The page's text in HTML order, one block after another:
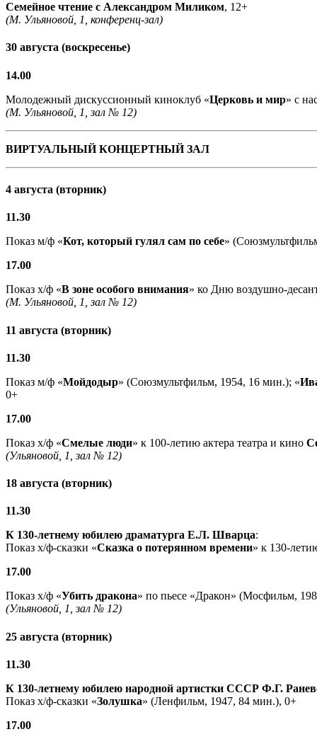
Семейное чтение с Александром Миликом, 12+
(М. Ульяновой, 1, конференц-зал)
30 августа (воскресенье)
14.00
Молодежный дискуссионный киноклуб «Церковь и мир» с
(М. Ульяновой, 1, зал № 12)
ВИРТУАЛЬНЫЙ КОНЦЕРТНЫЙ ЗАЛ
4 августа (вторник)
11.30
Показ м/ф «Кот, который гулял сам по себе»
17.00
Показ х/ф «В зоне особого внимания» ко Дню воздушно-
(М. Ульяновой, 1, зал № 12)
11 августа (вторник)
11.30
Показ м/ф «Мойдодыр» (Союзмультфильм, 1954, 16 мин.); «
0+
17.00
Показ х/ф «Смелые люди» к 100-летию актера театра и кино
(Ульяновой, 1, зал № 12)
18 августа (вторник)
11.30
К 130-летнему юбилею драматурга Е.Л. Шварца:
Показ х/ф-сказки «Сказка о потерянном времени» к 130-
17.00
Показ х/ф «Убить дракона» по пьесе «Дракон» (Мосфильм,
(Ульяновой, 1, зал № 12)
25 августа (вторник)
11.30
К 130-летнему юбилею народной артистки СССР Ф.Г.
Показ х/ф-сказки «Золушка» (Ленфильм, 1947, 84 мин.), 0+
17.00